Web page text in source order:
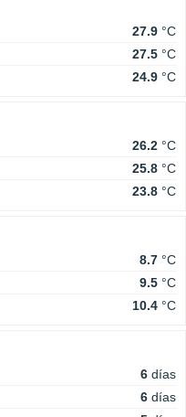
27.9 °C
27.5 °C
24.9 °C
26.2 °C
25.8 °C
23.8 °C
8.7 °C
9.5 °C
10.4 °C
6 días
6 días